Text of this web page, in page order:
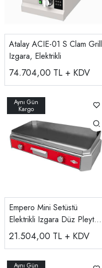
Atalay ACIE-01 S Clam Grill
Izgara, Elektrikli
74.704,00 TL + KDV
Empero Mini Setüstü
Elektrikli Izgara Düz Pleyt,
790x425x190,
EMP.SIE.020
21.504,00 TL + KDV